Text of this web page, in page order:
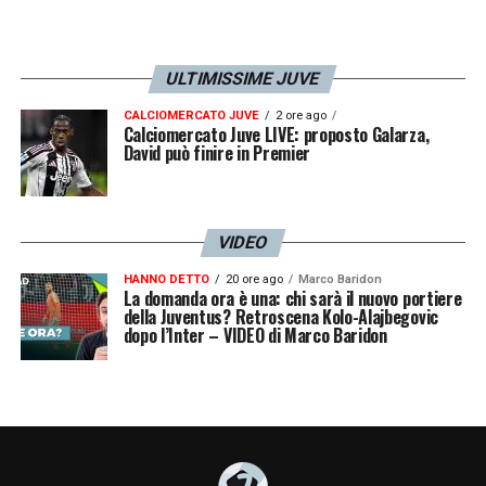
ottobre, Moise ha offerto prestazioni
convincenti contro Atalanta, Torino, Milan e
Hellas Verona, convincendo anche i tifosi. E
il premio ne è il riconoscimento».
LA PLAYLIST DELLE NOSTRE TOP NEWS
ULTIMISSIME JUVE
CALCIOMERCATO JUVE 2 ore ago
Calciomercato Juve LIVE: proposto Galarza,
David può finire in Premier
VIDEO
HANNO DETTO 20 ore ago Marco Baridon
La domanda ora è una: chi sarà il nuovo portiere
della Juventus? Retroscena Kolo-Alajbegovic
dopo l’Inter – VIDEO di Marco Baridon